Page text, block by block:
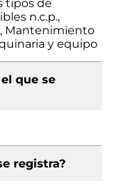
tipos de
n.c.p.,
Mantenimiento
y equipo
que se
registra?